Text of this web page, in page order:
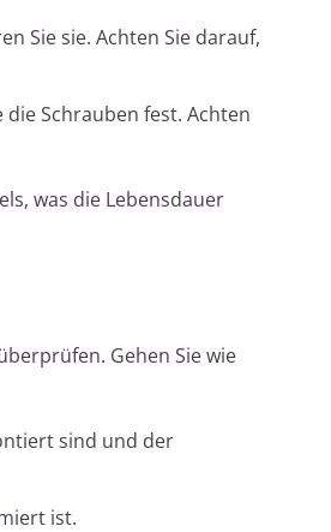
Sie sie. Achten Sie darauf,
die Schrauben fest. Achten
was die Lebensdauer
Gehen Sie wie
sind und der
ist.